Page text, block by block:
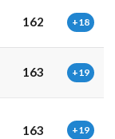
162 +18
163 +19
163 +19